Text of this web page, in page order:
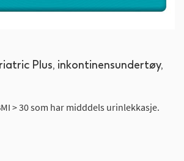
Plus, inkontinensundertøy,
> 30 som har midddels urinlekkasje.